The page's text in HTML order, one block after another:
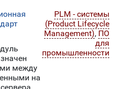
между
на
PLM - системы
(Product Lifecycle
Management), ПО
для
промышленности